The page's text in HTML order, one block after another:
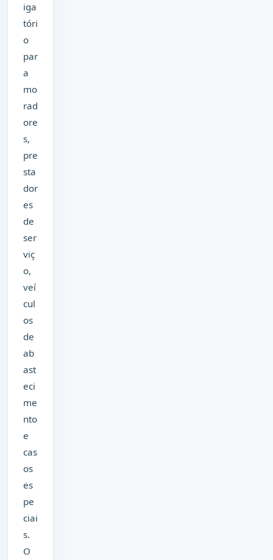
iga
tóri
o
par
a
mo
rad
ore
s,
pre
sta
dor
es
de
ser
viç
o,
veí
cul
os
de
ab
ast
eci
me
nto
e
cas
os
es
pe
ciai
s.
O